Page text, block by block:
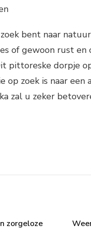
bent naar
of gewoon rust en
pittoreske dorpje
op zoek is naar
zal u zeker
zorgeloze